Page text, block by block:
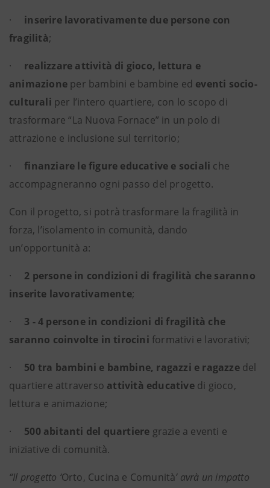
· inserire lavorativamente due persone con
fragilità;
· realizzare attività di gioco, lettura e
animazione per bambini e bambine ed eventi socio-
culturali per l’intero quartiere, con lo scopo di
trasformare “La Nuova Fornace” in un polo di
attrazione e inclusione sul territorio;
· finanziare le figure educative e sociali che
accompagneranno ogni passo del progetto.
Con il progetto, si potrà trasformare la fragilità in
forza, l’isolamento in comunità, dando
un’opportunità a:
· 2 persone in condizioni di fragilità che saranno
inserite lavorativamente;
· 3 - 4 persone in condizioni di fragilità che
saranno coinvolte in tirocini formativi e lavorativi;
· 50 tra bambini e bambine, ragazzi e ragazzedel
quartiere attraverso attività educative di gioco,
lettura e animazione;
· 500 abitanti del quartiere grazie a eventi e
iniziative di comunità.
“Il progetto ‘Orto, Cucina e Comunità’ avrà un impatto